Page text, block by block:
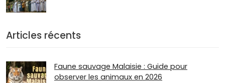
Articles récents
Faune sauvage Malaisie : Guide pour
observer les animaux en 2026